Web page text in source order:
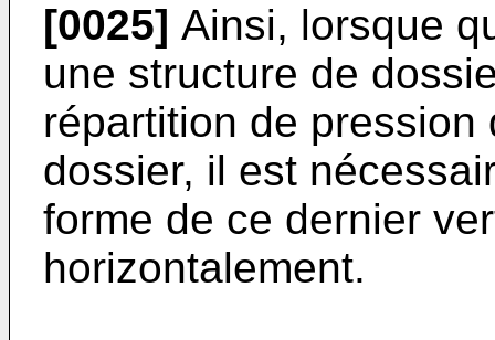
[0025] Ainsi, lorsque
une structure de
répartition de
dossier, il est
forme de ce dernier
horizontalement.